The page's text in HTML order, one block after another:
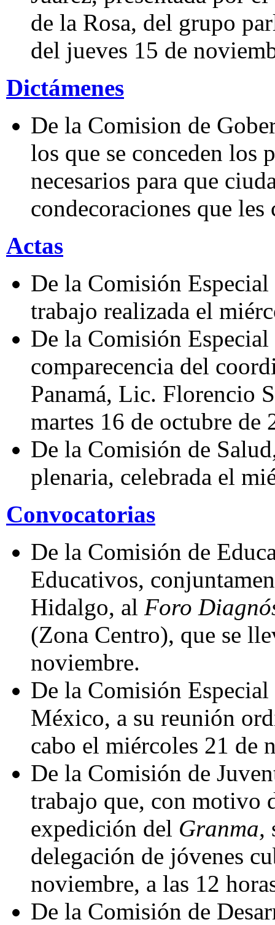
de la Rosa, del grupo
del jueves 15 de
Dictámenes
De la Comision de
los que se conceden los
necesarios para que
condecoraciones que
Actas
De la Comisión Especial
trabajo realizada el
De la Comisión
comparecencia del
Panamá, Lic. Florencio
martes 16 de octubre de
De la Comisión de
plenaria, celebrada el
Convocatorias
De la Comisión de
Educativos,
Hidalgo, al Foro
(Zona Centro), que se
noviembre.
De la Comisión
México, a su reunión
cabo el miércoles 21 de
De la Comisión de
trabajo que, con motivo
expedición del Granma,
delegación de jóvenes
noviembre, a las 12
De la Comisión de